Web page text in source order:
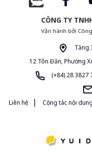
CÔNG TY
Vận hành bởi
Tầng
12 Tôn Đản, Phường
(+84) 28
Liên hệ
| Cộng tác nội dung